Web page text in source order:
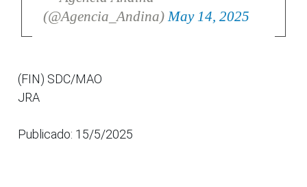
(@Agencia_Andina)May 14, 2025
(FIN) SDC/MAO
JRA
Publicado: 15/5/2025